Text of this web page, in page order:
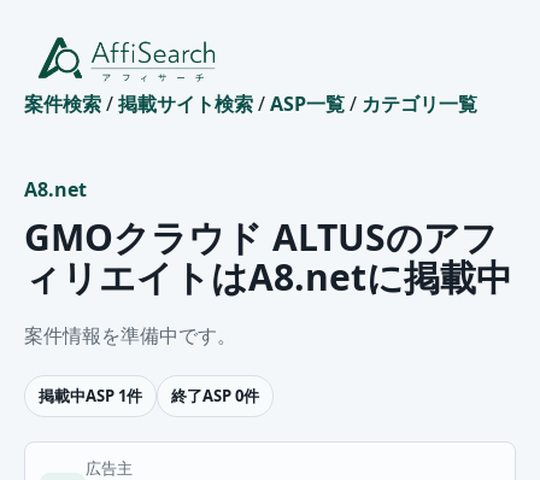
案件検索/掲載サイト検索/ASP一覧/ カテゴリ一覧
A8.net
GMOクラウド ALTUSのアフ
ィリエイトはA8.netに掲載中
案件情報を準備中です。
掲載中ASP 1件 終了ASP 0件
広告主